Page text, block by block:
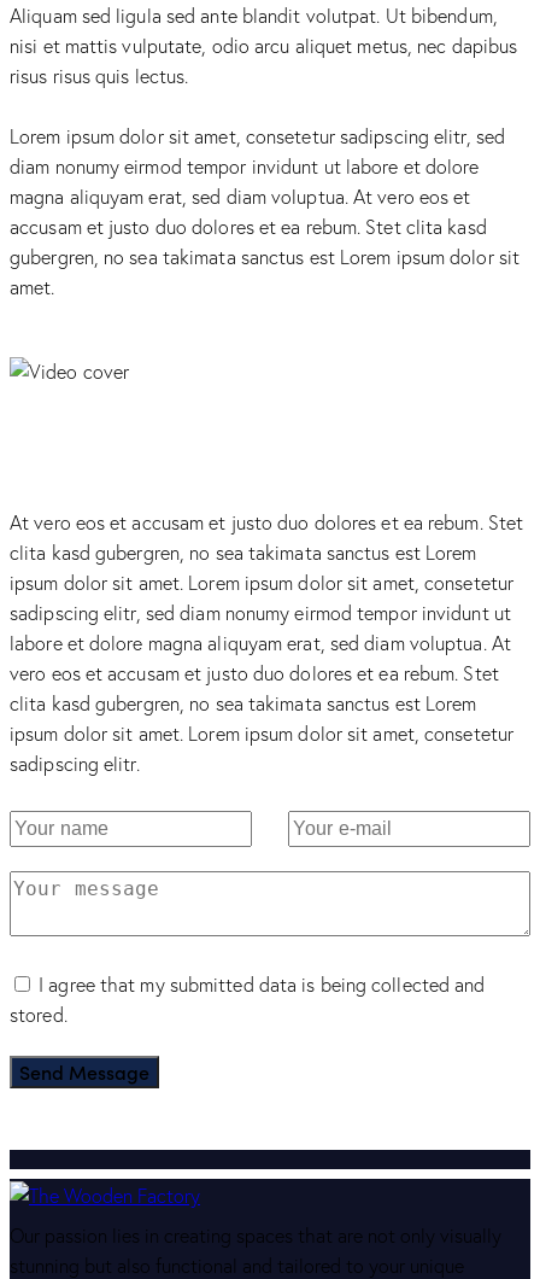
Aliquam sed ligula sed ante blandit volutpat. Ut bibendum,
nisi et mattis vulputate, odio arcu aliquet metus, nec dapibus
risus risus quis lectus.
Lorem ipsum dolor sit amet, consetetur sadipscing elitr, sed
diam nonumy eirmod tempor invidunt ut labore et dolore
magna aliquyam erat, sed diam voluptua. At vero eos et
accusam et justo duo dolores et ea rebum. Stet clita kasd
gubergren, no sea takimata sanctus est Lorem ipsum dolor sit
amet.
At vero eos et accusam et justo duo dolores et ea rebum. Stet
clita kasd gubergren, no sea takimata sanctus est Lorem
ipsum dolor sit amet. Lorem ipsum dolor sit amet, consetetur
sadipscing elitr, sed diam nonumy eirmod tempor invidunt ut
labore et dolore magna aliquyam erat, sed diam voluptua. At
vero eos et accusam et justo duo dolores et ea rebum. Stet
clita kasd gubergren, no sea takimata sanctus est Lorem
ipsum dolor sit amet. Lorem ipsum dolor sit amet, consetetur
sadipscing elitr.
I agree that my submitted data is being collected and
stored.
Send Message
Our passion lies in creating spaces that are not only visually
stunning but also functional and tailored to your unique